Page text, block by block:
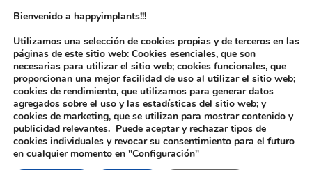
Inicio/Implantología/Aditamentos Analógicos/Nobel®
Replace®/ Pilar Ti. Nobel® Replace®
Bienvenido a happyimplants!!!
Utilizamos una selección de cookies propias y de terceros en las
páginas de este sitio web: Cookies esenciales, que son
necesarias para utilizar el sitio web; cookies funcionales, que
proporcionan una mejor facilidad de uso al utilizar el sitio web;
cookies de rendimiento, que utilizamos para generar datos
agregados sobre el uso y las estadísticas del sitio web; y
cookies de marketing, que se utilizan para mostrar contenido y
publicidad relevantes. Puede aceptar y rechazar tipos de
cookies individuales y revocar su consentimiento para el futuro
en cualquier momento en "Configuración"